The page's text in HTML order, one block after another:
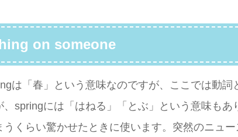
on someone
は「春」という意味なのですが、ここでは動
springには「はねる」「とぶ」という意味も
うくらい驚かせたときに使います。突然のニュ